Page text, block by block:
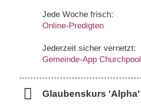
Jede Woche frisch:
Online-Predigten
Jederzeit sicher vernetzt:
Gemeinde-App Churchpool
Glaubenskurs 'Alpha'